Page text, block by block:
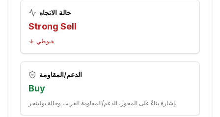
حالة الاتجاه
Strong Sell
هبوطي
الدعم/المقاومة
Buy
إشارة بناءً على المحور، الدعم/المقاومة القريب وحالة بولينجر.